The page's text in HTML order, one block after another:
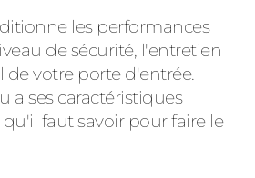
les performances
de sécurité, l'entretien
de votre porte d'entrée.
a ses caractéristiques
qu'il faut savoir pour faire le